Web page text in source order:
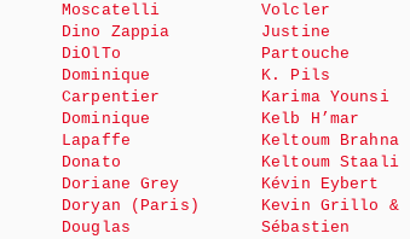
Moscatelli
Dino Zappia
DiOlTo
Dominique
Carpentier
Dominique
Lapaffe
Donato
Doriane Grey
Doryan (Paris)
Douglas
Volcler
Justine
Partouche
K. Pils
Karima Younsi
Kelb H’mar
Keltoum Brahna
Keltoum Staali
Kévin Eybert
Kevin Grillo &
Sébastien